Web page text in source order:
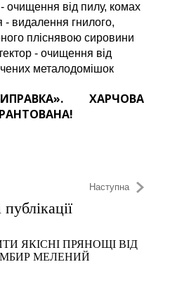
- очищення від пилу, комах
- видалення гнилого,
пліснявою сировини
- очищення від
металодомішок
А». ХАРЧОВА
А!
Наступна
ЯКІСНІ ПРЯНОЩІ ВІД
МЕЛЕНИЙ